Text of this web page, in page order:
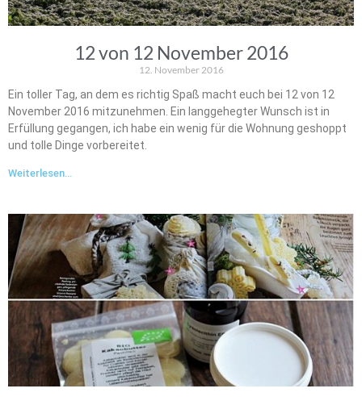
12 von 12 November 2016
12. November 2016
Ein toller Tag, an dem es richtig Spaß macht euch bei 12 von 12
November 2016 mitzunehmen. Ein langgehegter Wunsch ist in
Erfüllung gegangen, ich habe ein wenig für die Wohnung geshoppt
und tolle Dinge vorbereitet.
Weiterlesen...